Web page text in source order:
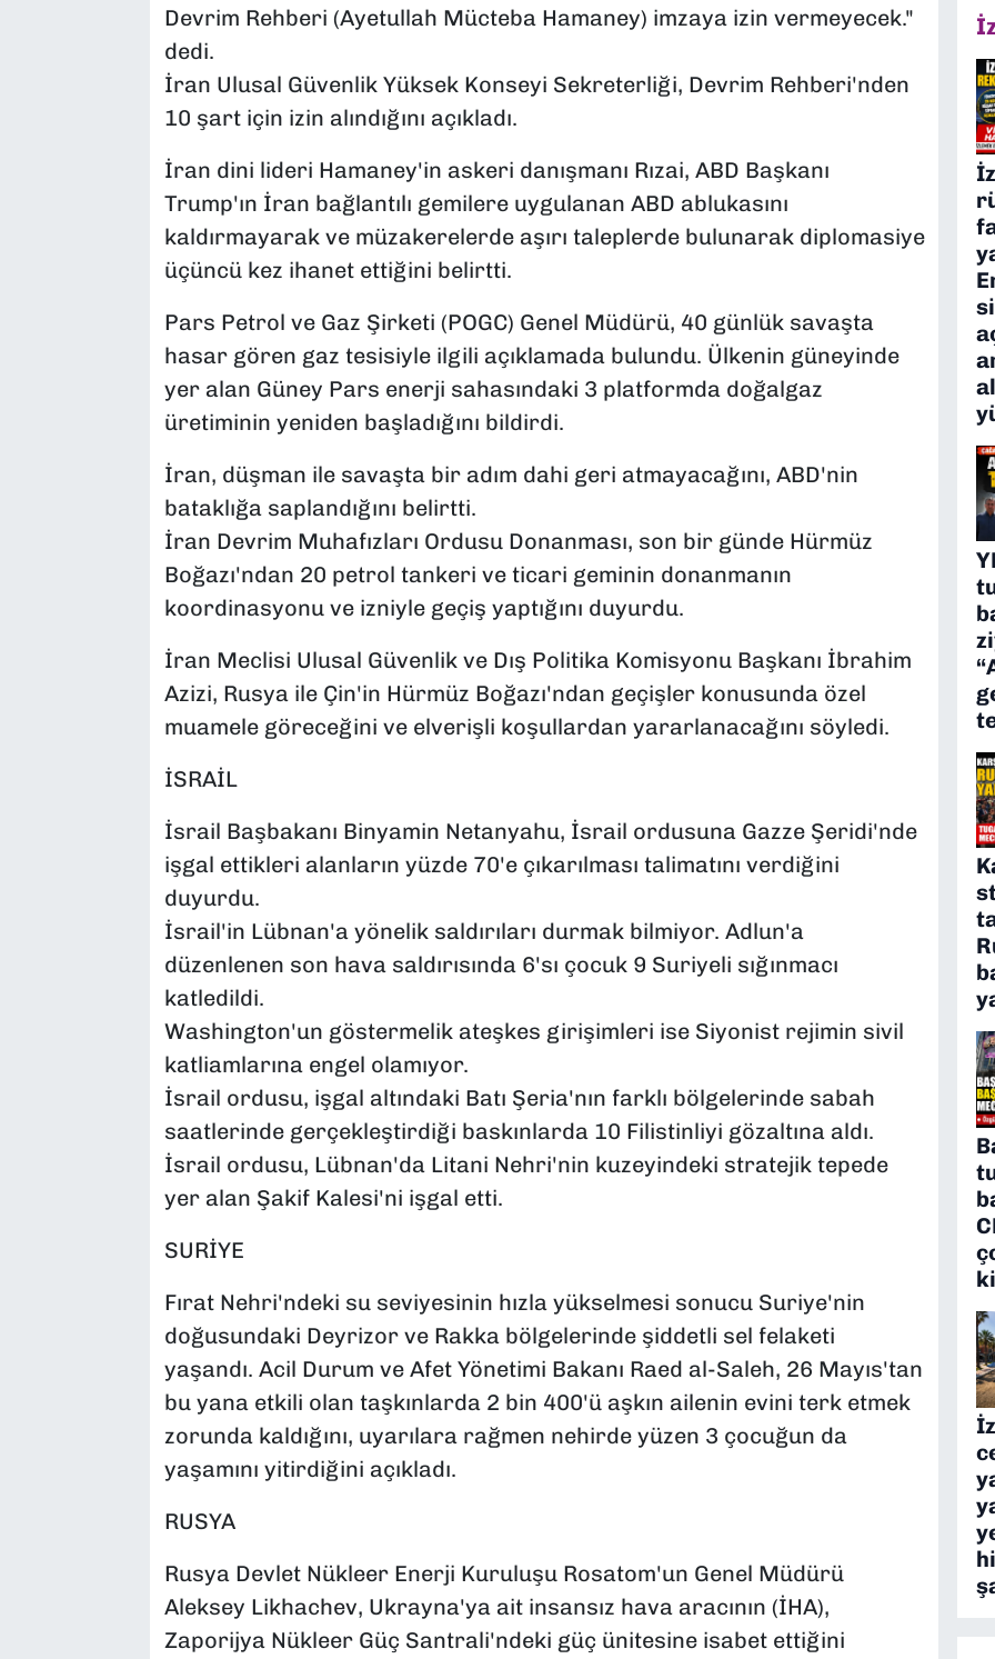
Devrim Rehberi (Ayetullah Mücteba Hamaney) imzaya izin vermeyecek."
dedi.
İran Ulusal Güvenlik Yüksek Konseyi Sekreterliği, Devrim Rehberi'nden
10 şart için izin alındığını açıkladı.
İran dini lideri Hamaney'in askeri danışmanı Rızai, ABD Başkanı
Trump'ın İran bağlantılı gemilere uygulanan ABD ablukasını
kaldırmayarak ve müzakerelerde aşırı taleplerde bulunarak diplomasiye
üçüncü kez ihanet ettiğini belirtti.
Pars Petrol ve Gaz Şirketi (POGC) Genel Müdürü, 40 günlük savaşta
hasar gören gaz tesisiyle ilgili açıklamada bulundu. Ülkenin güneyinde
yer alan Güney Pars enerji sahasındaki 3 platformda doğalgaz
üretiminin yeniden başladığını bildirdi.
İran, düşman ile savaşta bir adım dahi geri atmayacağını, ABD'nin
bataklığa saplandığını belirtti.
İran Devrim Muhafızları Ordusu Donanması, son bir günde Hürmüz
Boğazı'ndan 20 petrol tankeri ve ticari geminin donanmanın
koordinasyonu ve izniyle geçiş yaptığını duyurdu.
İran Meclisi Ulusal Güvenlik ve Dış Politika Komisyonu Başkanı İbrahim
Azizi, Rusya ile Çin'in Hürmüz Boğazı'ndan geçişler konusunda özel
muamele göreceğini ve elverişli koşullardan yararlanacağını söyledi.
İSRAİL
İsrail Başbakanı Binyamin Netanyahu, İsrail ordusuna Gazze Şeridi'nde
işgal ettikleri alanların yüzde 70'e çıkarılması talimatını verdiğini
duyurdu.
İsrail'in Lübnan'a yönelik saldırıları durmak bilmiyor. Adlun'a
düzenlenen son hava saldırısında 6'sı çocuk 9 Suriyeli sığınmacı
katledildi.
Washington'un göstermelik ateşkes girişimleri ise Siyonist rejimin sivil
katliamlarına engel olamıyor.
İsrail ordusu, işgal altındaki Batı Şeria'nın farklı bölgelerinde sabah
saatlerinde gerçekleştirdiği baskınlarda 10 Filistinliyi gözaltına aldı.
İsrail ordusu, Lübnan'da Litani Nehri'nin kuzeyindeki stratejik tepede
yer alan Şakif Kalesi'ni işgal etti.
SURİYE
Fırat Nehri'ndeki su seviyesinin hızla yükselmesi sonucu Suriye'nin
doğusundaki Deyrizor ve Rakka bölgelerinde şiddetli sel felaketi
yaşandı. Acil Durum ve Afet Yönetimi Bakanı Raed al-Saleh, 26 Mayıs'tan
bu yana etkili olan taşkınlarda 2 bin 400'ü aşkın ailenin evini terk etmek
zorunda kaldığını, uyarılara rağmen nehirde yüzen 3 çocuğun da
yaşamını yitirdiğini açıkladı.
RUSYA
Rusya Devlet Nükleer Enerji Kuruluşu Rosatom'un Genel Müdürü
Aleksey Likhachev, Ukrayna'ya ait insansız hava aracının (İHA),
Zaporijya Nükleer Güç Santrali'ndeki güç ünitesine isabet ettiğini